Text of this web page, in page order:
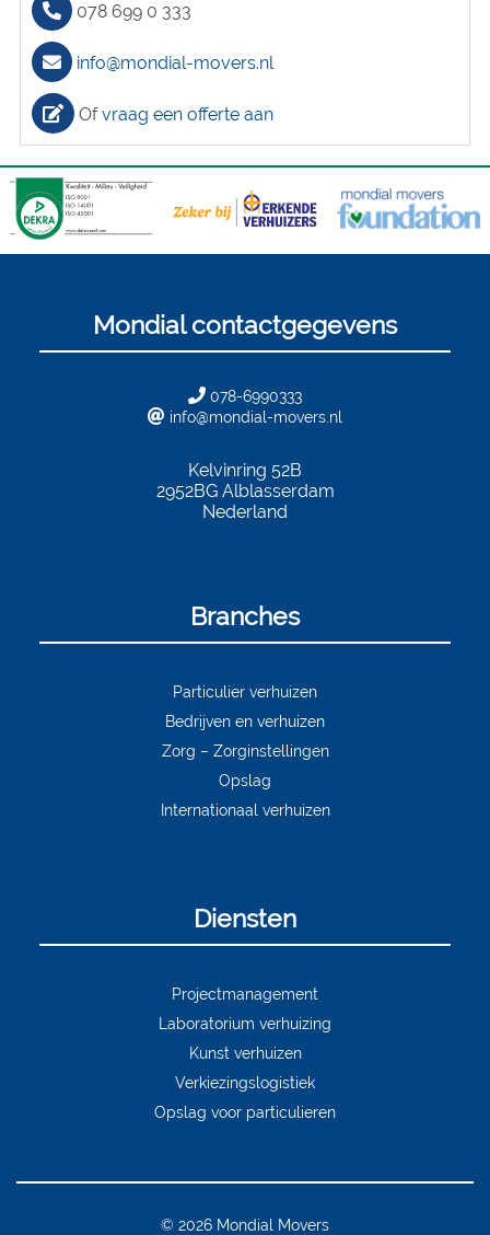
078 699 0 333
info@mondial-movers.nl
Ofvraag een offerte aan
Mondial contactgegevens
078-6990333
info@mondial-movers.nl
Kelvinring 52B
2952BGAlblasserdam
Nederland
Branches
Particulier verhuizen
Bedrijven en verhuizen
Zorg – Zorginstellingen
Opslag
Internationaal verhuizen
Diensten
Projectmanagement
Laboratorium verhuizing
Kunst verhuizen
Verkiezingslogistiek
Opslag voor particulieren
© 2026 Mondial Movers